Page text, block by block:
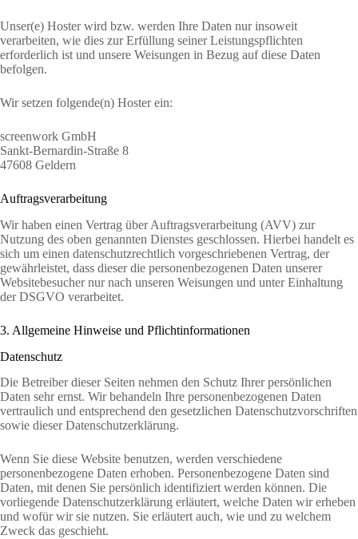
Unser(e) Hoster wird bzw. werden Ihre Daten nur insoweit
verarbeiten, wie dies zur Erfüllung seiner Leistungspflichten
erforderlich ist und unsere Weisungen in Bezug auf diese Daten
befolgen.
Wir setzen folgende(n) Hoster ein:
screenwork GmbH
Sankt-Bernardin-Straße 8
47608 Geldern
Auftragsverarbeitung
Wir haben einen Vertrag über Auftragsverarbeitung (AVV) zur
Nutzung des oben genannten Dienstes geschlossen. Hierbei handelt es
sich um einen datenschutzrechtlich vorgeschriebenen Vertrag, der
gewährleistet, dass dieser die personenbezogenen Daten unserer
Websitebesucher nur nach unseren Weisungen und unter Einhaltung
der DSGVO verarbeitet.
3. Allgemeine Hinweise und Pflichtinformationen
Datenschutz
Die Betreiber dieser Seiten nehmen den Schutz Ihrer persönlichen
Daten sehr ernst. Wir behandeln Ihre personenbezogenen Daten
vertraulich und entsprechend den gesetzlichen Datenschutzvorschriften
sowie dieser Datenschutzerklärung.
Wenn Sie diese Website benutzen, werden verschiedene
personenbezogene Daten erhoben. Personenbezogene Daten sind
Daten, mit denen Sie persönlich identifiziert werden können. Die
vorliegende Datenschutzerklärung erläutert, welche Daten wir erheben
und wofür wir sie nutzen. Sie erläutert auch, wie und zu welchem
Zweck das geschieht.